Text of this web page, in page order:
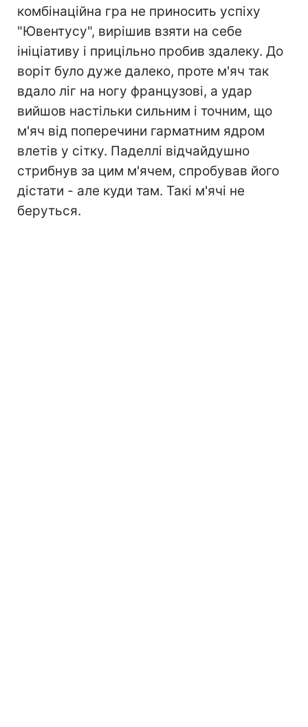
комбінаційна гра не приносить успіху
"Ювентусу", вирішив взяти на себе
ініціативу і прицільно пробив здалеку. До
воріт було дуже далеко, проте м'яч так
вдало ліг на ногу французові, а удар
вийшов настільки сильним і точним, що
м'яч від поперечини гарматним ядром
влетів у сітку. Паделлі відчайдушно
стрибнув за цим м'ячем, спробував його
дістати - але куди там. Такі м'ячі не
беруться.